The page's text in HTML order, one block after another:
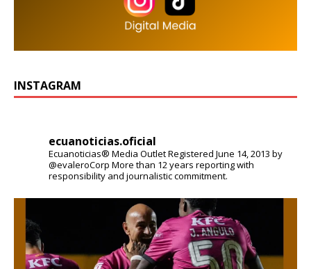
INSTAGRAM
ecuanoticias.oficial
Ecuanoticias® Media OutletRegistered June 14, 2013 by
@evaleroCorp More than 12 years reporting with
responsibility and journalistic commitment.